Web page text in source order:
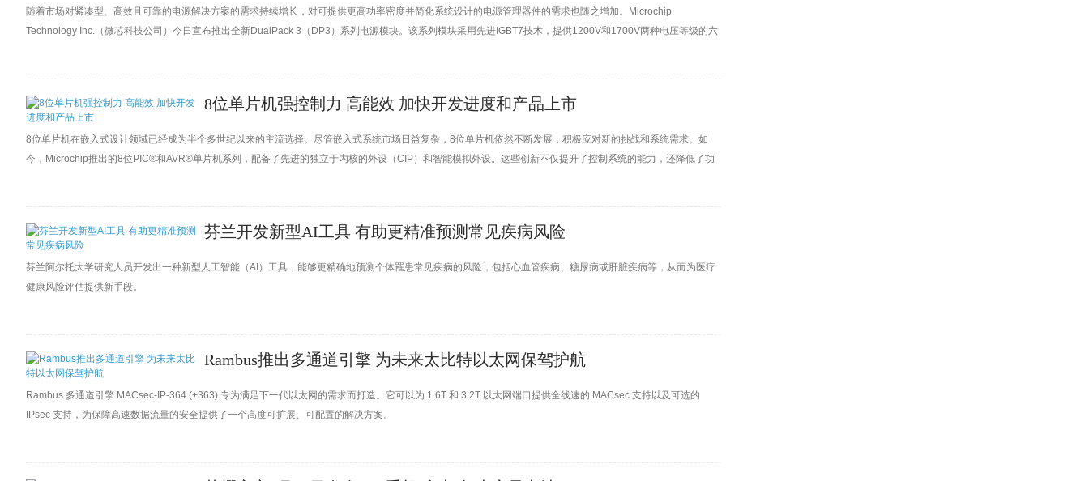
随着市场对紧凑型、高效且可靠的电源解决方案的需求持续增长，对可提供更高功率密度并简化系统设计的电源管理器件的需求也随之增加。Microchip
Technology Inc.（微芯科技公司）今日宣布推出全新DualPack 3（DP3）系列电源模块。该系列模块采用先进IGBT7技术，提供1200V和1700V两种电压等级的六
8位单片机强控制力 高能效 加快开发进度和产品上市
8位单片机在嵌入式设计领域已经成为半个多世纪以来的主流选择。尽管嵌入式系统市场日益复杂，8位单片机依然不断发展，积极应对新的挑战和系统需求。如
今，Microchip推出的8位PIC®和AVR®单片机系列，配备了先进的独立于内核的外设（CIP）和智能模拟外设。这些创新不仅提升了控制系统的能力，还降低了功
芬兰开发新型AI工具 有助更精准预测常见疾病风险
芬兰阿尔托大学研究人员开发出一种新型人工智能（AI）工具，能够更精确地预测个体罹患常见疾病的风险，包括心血管疾病、糖尿病或肝脏疾病等，从而为医疗
健康风险评估提供新手段。
Rambus推出多通道引擎 为未来太比特以太网保驾护航
Rambus 多通道引擎 MACsec-IP-364 (+363) 专为满足下一代以太网的需求而打造。它可以为 1.6T 和 3.2T 以太网端口提供全线速的 MACsec 支持以及可选的
IPsec 支持，为保障高速数据流量的安全提供了一个高度可扩展、可配置的解决方案。